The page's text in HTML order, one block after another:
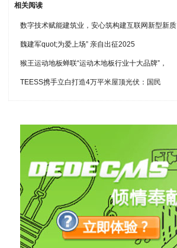
相关阅读
数字技术赋能建筑业，安心筑构建互联网新型新质
魏建军quot;为爱上场” 亲自出征2025
猴王运动地板蝉联“运动木地板行业十大品牌”，
TEESS携手立白打造4万平米屋顶光伏：国民